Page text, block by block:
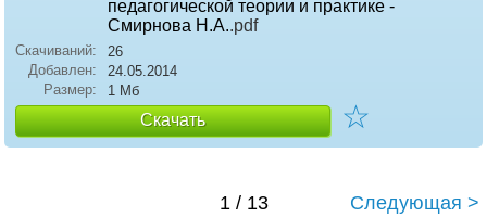
педагогической теории и практике -
Смирнова Н.А..pdf
Скачиваний:
26
Добавлен:
24.05.2014
Размер:
1 Мб
Скачать ☆
1 / 13 Следующая >